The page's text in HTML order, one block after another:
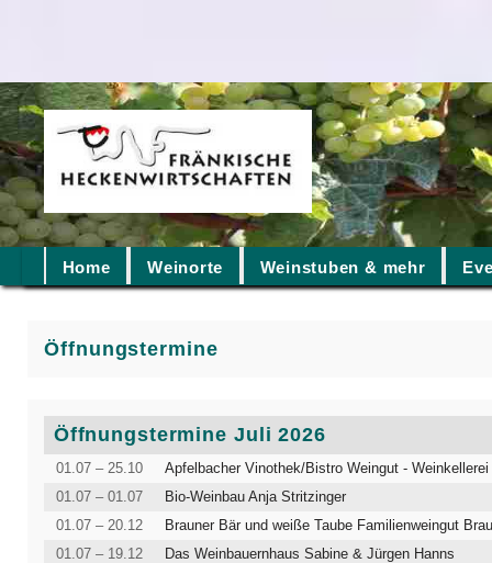
Home Weinorte Weinstuben & mehr
Öffnungstermine
Öffnungstermine Juli 2026
01.07 – 25.10
Apfelbacher Vinothek/Bistro Weingut - Weinkellerei
01.07 – 01.07
Bio-Weinbau Anja Stritzinger
01.07 – 20.12
Brauner Bär und weiße Taube Familienweingut
01.07 – 19.12
Das Weinbauernhaus Sabine & Jürgen Hanns